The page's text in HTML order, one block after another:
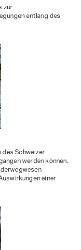
zur
entlang des
Schweizer
werden können.
einer